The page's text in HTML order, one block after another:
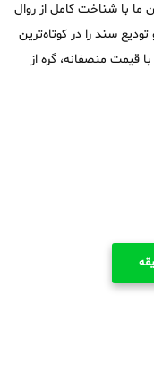
ما با شناخت کامل از روال
سند را در کوتاه‌ترین
قیمت منصفانه، گره از